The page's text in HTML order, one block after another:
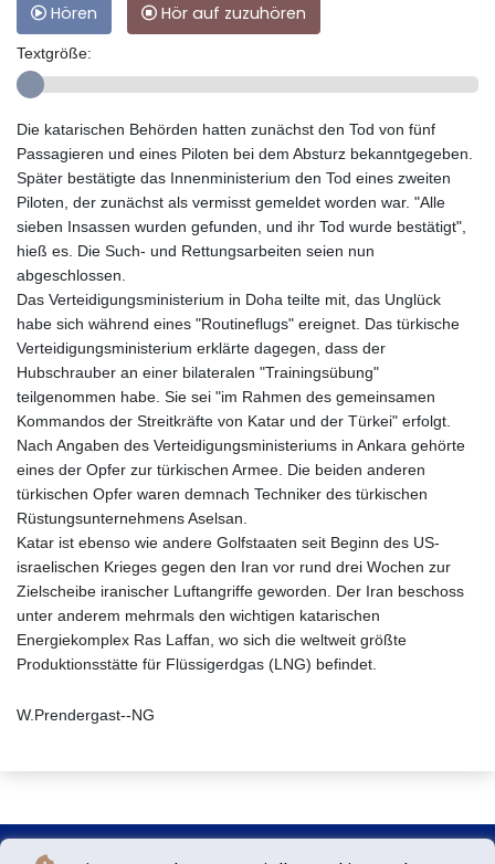
Hören Hör auf zuzuhören
Textgröße:
Die katarischen Behörden hatten zunächst den Tod von fünf
Passagieren und eines Piloten bei dem Absturz bekanntgegeben.
Später bestätigte das Innenministerium den Tod eines zweiten
Piloten, der zunächst als vermisst gemeldet worden war. "Alle
sieben Insassen wurden gefunden, und ihr Tod wurde bestätigt",
hieß es. Die Such- und Rettungsarbeiten seien nun
abgeschlossen.
Das Verteidigungsministerium in Doha teilte mit, das Unglück
habe sich während eines "Routineflugs" ereignet. Das türkische
Verteidigungsministerium erklärte dagegen, dass der
Hubschrauber an einer bilateralen "Trainingsübung"
teilgenommen habe. Sie sei "im Rahmen des gemeinsamen
Kommandos der Streitkräfte von Katar und der Türkei" erfolgt.
Nach Angaben des Verteidigungsministeriums in Ankara gehörte
eines der Opfer zur türkischen Armee. Die beiden anderen
türkischen Opfer waren demnach Techniker des türkischen
Rüstungsunternehmens Aselsan.
Katar ist ebenso wie andere Golfstaaten seit Beginn des US-
israelischen Krieges gegen den Iran vor rund drei Wochen zur
Zielscheibe iranischer Luftangriffe geworden. Der Iran beschoss
unter anderem mehrmals den wichtigen katarischen
Energiekomplex Ras Laffan, wo sich die weltweit größte
Produktionsstätte für Flüssigerdgas (LNG) befindet.
W.Prendergast--NG